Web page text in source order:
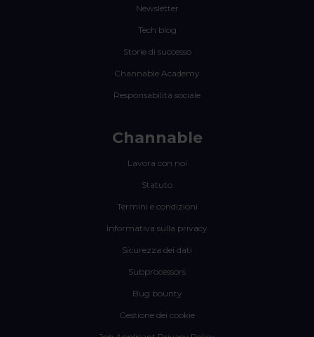
Newsletter
Tech blog
Storie di successo
Channable Academy
Responsabilità sociale
Channable
Lavora con noi
Statuto
Termini e condizioni
Informativa sulla privacy
Sicurezza dei dati
Subprocessors
Bug bounty
Gestione dei cookie